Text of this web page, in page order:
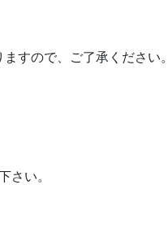
すので、ご了承ください。
さい。